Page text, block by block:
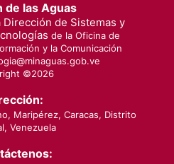
de las Aguas
de Sistemas y
de la Oficina de
y la Comunicación
©2026
Maripérez, Caracas, Distrito
Venezuela